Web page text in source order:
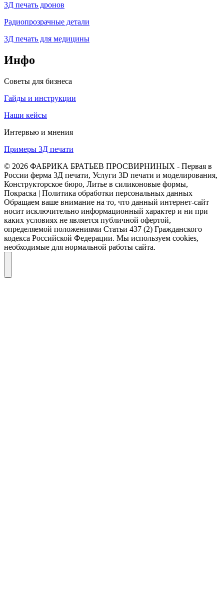
3Д печать дронов
Радиопрозрачные детали
3Д печать для медицины
Инфо
Советы для бизнеса
Гайды и инструкции
Наши кейсы
Интервью и мнения
Примеры 3Д печати
© 2026 ФАБРИКА БРАТЬЕВ ПРОСВИРНИНЫХ - Первая в
России ферма 3Д печати, Услуги 3D печати и моделирования,
Конструкторское бюро, Литье в силиконовые формы,
Покраска | Политика обработки персональных данных
Обращаем ваше внимание на то, что данный интернет-сайт
носит исключительно информационный характер и ни при
каких условиях не является публичной офертой,
определяемой положениями Статьи 437 (2) Гражданского
кодекса Российской Федерации. Мы используем cookies,
необходимые для нормальной работы сайта.